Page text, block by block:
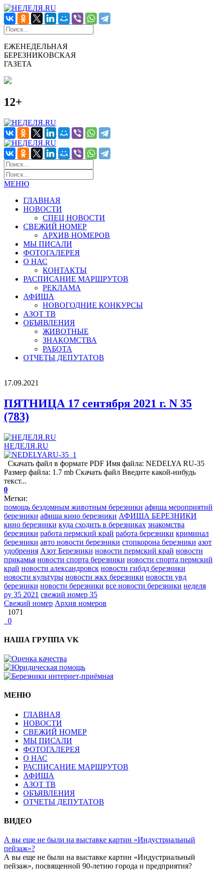
ЕЖЕНЕДЕЛЬНАЯ
БЕРЕЗНИКОВСКАЯ
ГАЗЕТА
12+
МЕНЮ
ГЛАВНАЯ
НОВОСТИ
СПЕЦ НОВОСТИ
СВЕЖИЙ НОМЕР
АРХИВ НОМЕРОВ
МЫ ПИСАЛИ
ФОТОГАЛЕРЕЯ
О НАС
КОНТАКТЫ
РАСПИСАНИЕ МАРШРУТОВ
РЕКЛАМА
АФИША
НОВОГОДНИЕ КОНКУРСЫ
АЗОТ ТВ
ОБЪЯВЛЕНИЯ
ЖИВОТНЫЕ
ЗНАКОМСТВА
РАБОТА
ОТЧЕТЫ ДЕПУТАТОВ
17.09.2021
ПЯТНИЦА 17 сентября 2021 г. N 35
(783)
НЕДЕЛЯ.RU
Скачать файл в формате PDF Имя файла: NEDELYA RU-35
Размер файла: 1.7 mb Скачать файл Введите какой-нибудь
текст...
0
Метки:
помощь бездомным животным березники афиша мероприятий
березники афиша кино березники АФИША БЕРЕЗНИКИ
кино березники куда сходить в березниках знакомства
березники работа пермский край работа березники криминал
березники авто новости березники стопкорона березники азот
удобрения Азот Березники новости пермский край новости
прикамья новости спорта березники новости спорта пермский
край новости александровск новости гибдд березники
новости культуры новости жкх березники новости увд
березники новости березники все новости березники неделя
ру 35 2021 свежий номер 35
Свежий номер Архив номеров
1071
0
НАША ГРУППА VK
МЕНЮ
ГЛАВНАЯ
НОВОСТИ
СВЕЖИЙ НОМЕР
МЫ ПИСАЛИ
ФОТОГАЛЕРЕЯ
О НАС
РАСПИСАНИЕ МАРШРУТОВ
АФИША
АЗОТ ТВ
ОБЪЯВЛЕНИЯ
ОТЧЕТЫ ДЕПУТАТОВ
ВИДЕО
А вы еще не были на выставке картин «Индустриальный
пейзаж»?
А вы еще не были на выставке картин «Индустриальный
пейзаж», посвященной 90-летию города и предприятия?